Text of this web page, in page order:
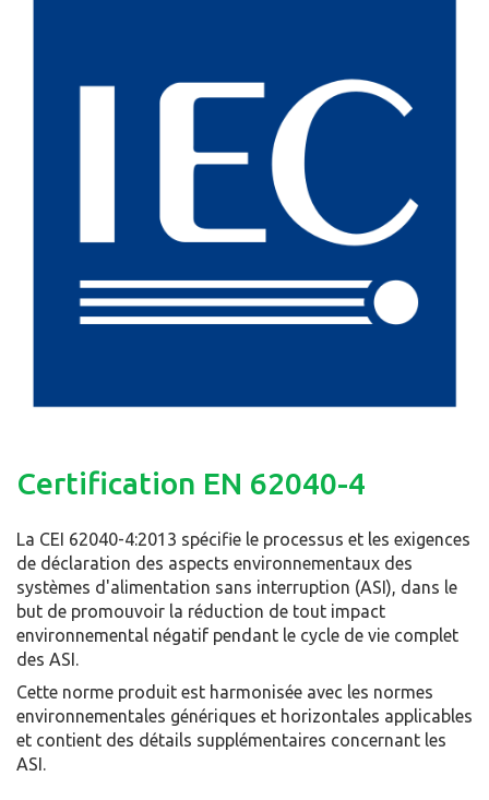
Certification EN 62040-4
La CEI 62040-4:2013 spécifie le processus et les exigences
de déclaration des aspects environnementaux des
systèmes d'alimentation sans interruption (ASI), dans le
but de promouvoir la réduction de tout impact
environnemental négatif pendant le cycle de vie complet
des ASI.
Cette norme produit est harmonisée avec les normes
environnementales génériques et horizontales applicables
et contient des détails supplémentaires concernant les
ASI.